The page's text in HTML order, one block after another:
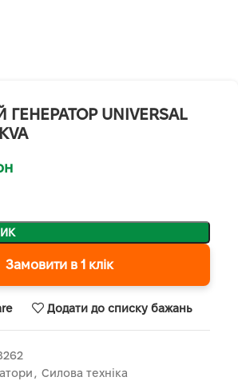
UNIVERSAL
Замовити в 1 клік
Додати до списку бажань
, Силова техніка